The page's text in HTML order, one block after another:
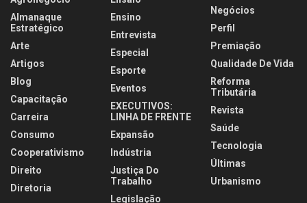
Almanaque
Estratégico
Arte
Artigos
Blog
Capacitação
Carreira
Consumo
Cooperativismo
Direito
Diretoria
Ensino
Entrevista
Especial
Esporte
Eventos
EXECUTIVOS:
LINHA DE FRENTE
Expansão
Indústria
Justiça Do
Trabalho
Legislação
Negócios
Perfil
Premiação
Qualidade De Vida
Reforma
Tributária
Revista
Saúde
Tecnologia
Últimas
Urbanismo